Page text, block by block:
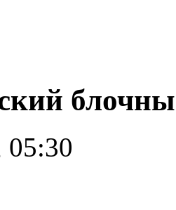
05:30